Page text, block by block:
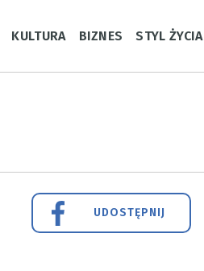
KULTURA BIZNES STYL ŻYCIA
UDOSTĘPNIJ